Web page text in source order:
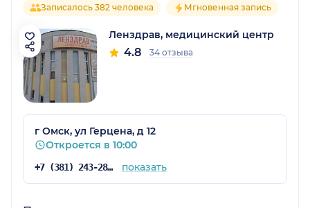
Записалось 382 человека Мгновенная запись
Ленздрав, медицинский центр
4.8 34 отзыва
г Омск, ул Герцена, д 12
Откроется в 10:00
+7 (381) 243-28-31 показать